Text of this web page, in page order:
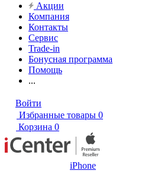
Акции
Компания
Контакты
Сервис
Trade-in
Бонусная программа
Помощь
...
Войти
Избранные товары 0
Корзина 0
iPhone